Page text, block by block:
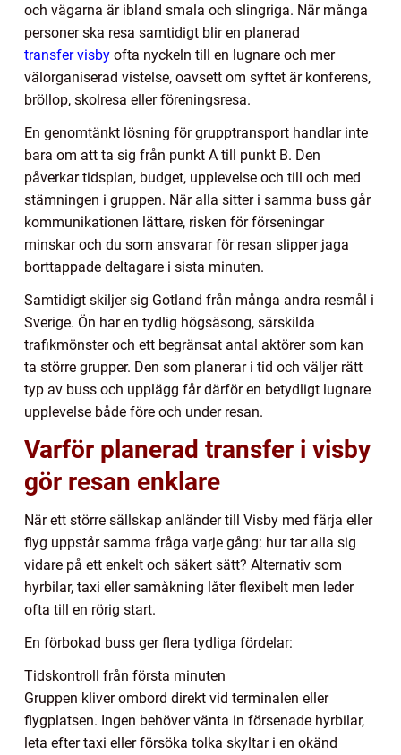
och vägarna är ibland smala och slingriga. När många
personer ska resa samtidigt blir en planerad
transfer visby ofta nyckeln till en lugnare och mer
välorganiserad vistelse, oavsett om syftet är konferens,
bröllop, skolresa eller föreningsresa.
En genomtänkt lösning för grupptransport handlar inte
bara om att ta sig från punkt A till punkt B. Den
påverkar tidsplan, budget, upplevelse och till och med
stämningen i gruppen. När alla sitter i samma buss går
kommunikationen lättare, risken för förseningar
minskar och du som ansvarar för resan slipper jaga
borttappade deltagare i sista minuten.
Samtidigt skiljer sig Gotland från många andra resmål i
Sverige. Ön har en tydlig högsäsong, särskilda
trafikmönster och ett begränsat antal aktörer som kan
ta större grupper. Den som planerar i tid och väljer rätt
typ av buss och upplägg får därför en betydligt lugnare
upplevelse både före och under resan.
Varför planerad transfer i visby
gör resan enklare
När ett större sällskap anländer till Visby med färja eller
flyg uppstår samma fråga varje gång: hur tar alla sig
vidare på ett enkelt och säkert sätt? Alternativ som
hyrbilar, taxi eller samåkning låter flexibelt men leder
ofta till en rörig start.
En förbokad buss ger flera tydliga fördelar:
Tidskontroll från första minuten
Gruppen kliver ombord direkt vid terminalen eller
flygplatsen. Ingen behöver vänta in försenade hyrbilar,
leta efter taxi eller försöka tolka skyltar i en okänd